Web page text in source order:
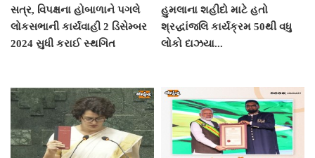
સત્ર, વિપક્ષના હોબાળાને પગલે
લોકસભાની કાર્યવાહી 2 ડિસેમ્બર
2024 સુધી કરાઈ સ્થગિત
હુમલાના શહીદો માટે હતો
શ્રદ્ધાંજલિ કાર્યક્રમ 50થી વધુ
લોકો દાઝયા...